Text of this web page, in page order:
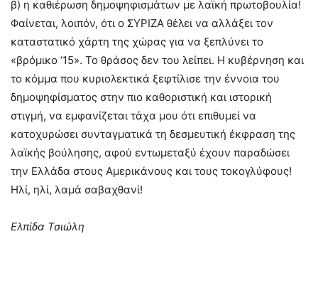
β) η καθιέρωση δημοψηφισμάτων με λαϊκή πρωτοβουλία!
Φαίνεται, λοιπόν, ότι ο ΣΥΡΙΖΑ θέλει να αλλάξει τον
καταστατικό χάρτη της χώρας για να ξεπλύνει το
«βρόμικο ‘15». Το θράσος δεν του λείπει. Η κυβέρνηση και
το κόμμα που κυριολεκτικά ξεφτίλισε την έννοια του
δημοψηφίσματος στην πιο καθοριστική και ιστορική
στιγμή, να εμφανίζεται τάχα μου ότι επιθυμεί να
κατοχυρώσει συνταγματικά τη δεσμευτική έκφραση της
λαϊκής βούλησης, αφού εντωμεταξύ έχουν παραδώσει
την Ελλάδα στους Αμερικάνους και τους τοκογλύφους!
Ηλί, ηλί, λαμά σαβαχθανί!
Ελπίδα Τσιώλη